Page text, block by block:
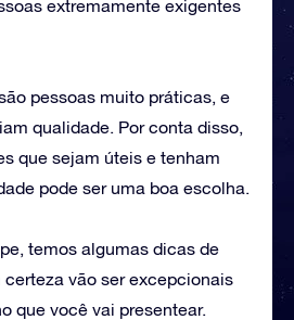
extremamente exigentes
pessoas muito práticas, e
qualidade. Por conta disso,
que sejam úteis e tenham
pode ser uma boa escolha.
temos algumas dicas de
certeza vão ser excepcionais
que você vai presentear.